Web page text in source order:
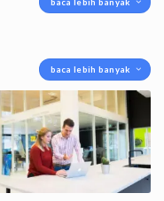
baca lebih banyak
baca lebih banyak